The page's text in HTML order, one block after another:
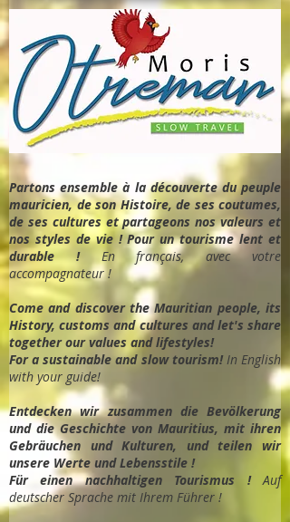
Partons ensemble à la découverte du peuple
mauricien, de son Histoire, de ses coutumes,
de ses cultures et partageons nos valeurs et
nos styles de vie ! Pour un tourisme lent et
durable !En français, avec votre
accompagnateur !
Come and discover the Mauritian people, its
History, customs and cultures and let's share
together our values and lifestyles!
For a sustainable and slow tourism! In English
with your guide!
Entdecken wir zusammen die Bevölkerung
und die Geschichte von Mauritius, mit ihren
Gebräuchen und Kulturen, und teilen wir
unsere Werte und Lebensstile !
Für einen nachhaltigen Tourismus !Auf
deutscher Sprache mit Ihrem Führer !